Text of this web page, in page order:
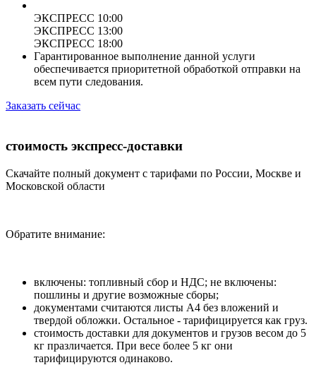
ЭКСПРЕСС 10:00
ЭКСПРЕСС 13:00
ЭКСПРЕСС 18:00
Гарантированное выполнение данной услуги
обеспечивается приоритетной обработкой отправки на
всем пути следования.
Заказать сейчас
стоимость экспресс-доставки
Скачайте полный документ с тарифами по России, Москве и
Московской области
Обратите внимание:
включены: топливный сбор и НДС; не включены:
пошлины и другие возможные сборы;
документами считаются листы А4 без вложений и
твердой обложки. Остальное - тарифицируется как груз.
стоимость доставки для документов и грузов весом до 5
кг празличается. При весе более 5 кг они
тарифицируются одинаково.